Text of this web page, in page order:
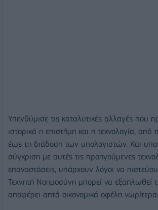
Υπενθύμισε τις καταλυτικές αλλαγές που
ιστορικά η επιστήμη και η τεχνολογία, από
έως τη διάδοση των υπολογιστών. Και
σύγκριση με αυτές τις προηγούμενες
επαναστάσεις, υπάρχουν λόγοι να
Τεχνητή Νοημοσύνη μπορεί να εξαπλωθεί
αποφέρει απτά οικονομικά οφέλη